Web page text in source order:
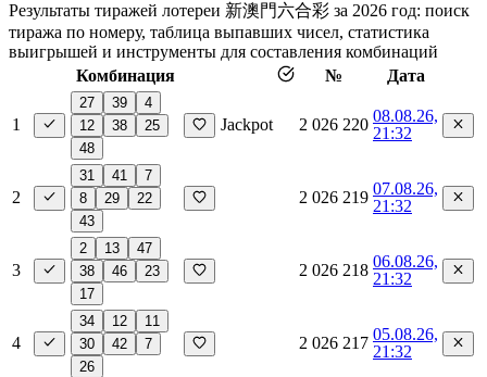
Результаты тиражей лотереи 新澳門六合彩 за 2026 год: поиск
тиража по номеру, таблица выпавших чисел, статистика
выигрышей и инструменты для составления комбинаций
Комбинация
№ Дата
1
27 39
4
12
38
25
48
Jackpot 2 026 220 08.08.26,
21:32
2
31 41
7
8
29
22
43
2 026 219 07.08.26,
21:32
3
2 13
47
38
46
23
17
2 026 218 06.08.26,
21:32
4
34 12
11
30
42
7
26
2 026 217 05.08.26,
21:32